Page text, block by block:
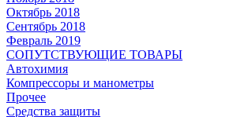
Октябрь 2018
Сентябрь 2018
Февраль 2019
СОПУТСТВУЮЩИЕ ТОВАРЫ
Автохимия
Компрессоры и манометры
Прочее
Средства защиты